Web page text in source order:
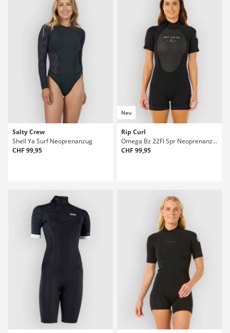
Salty Crew
Shell Ya Surf Neoprenanzug
CHF 99,95
Neu
Rip Curl
Omega Bz 22Fl Spr Neoprenanzug
CHF 99,95